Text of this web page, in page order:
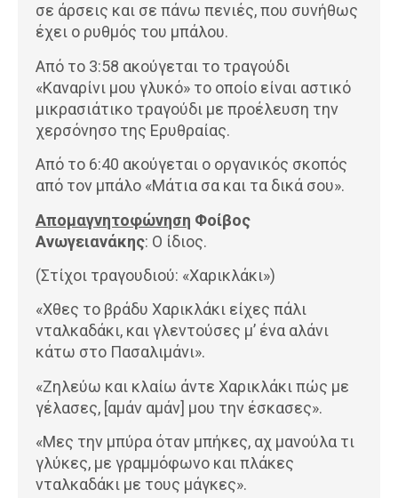
σε άρσεις και σε πάνω πενιές, που συνήθως
έχει ο ρυθμός του μπάλου.
Από το 3:58 ακούγεται το τραγούδι
«Καναρίνι μου γλυκό» το οποίο είναι αστικό
μικρασιάτικο τραγούδι με προέλευση την
χερσόνησο της Ερυθραίας.
Από το 6:40 ακούγεται ο οργανικός σκοπός
από τον μπάλο «Μάτια σα και τα δικά σου».
Απομαγνητοφώνηση Φοίβος
Ανωγειανάκης: Ο ίδιος.
(Στίχοι τραγουδιού: «Χαρικλάκι»)
«Χθες το βράδυ Χαρικλάκι είχες πάλι
νταλκαδάκι, και γλεντούσες μ’ ένα αλάνι
κάτω στο Πασαλιμάνι».
«Ζηλεύω και κλαίω άντε Χαρικλάκι πώς με
γέλασες, [αμάν αμάν] μου την έσκασες».
«Μες την μπύρα όταν μπήκες, αχ μανούλα τι
γλύκες, με γραμμόφωνο και πλάκες
νταλκαδάκι με τους μάγκες».